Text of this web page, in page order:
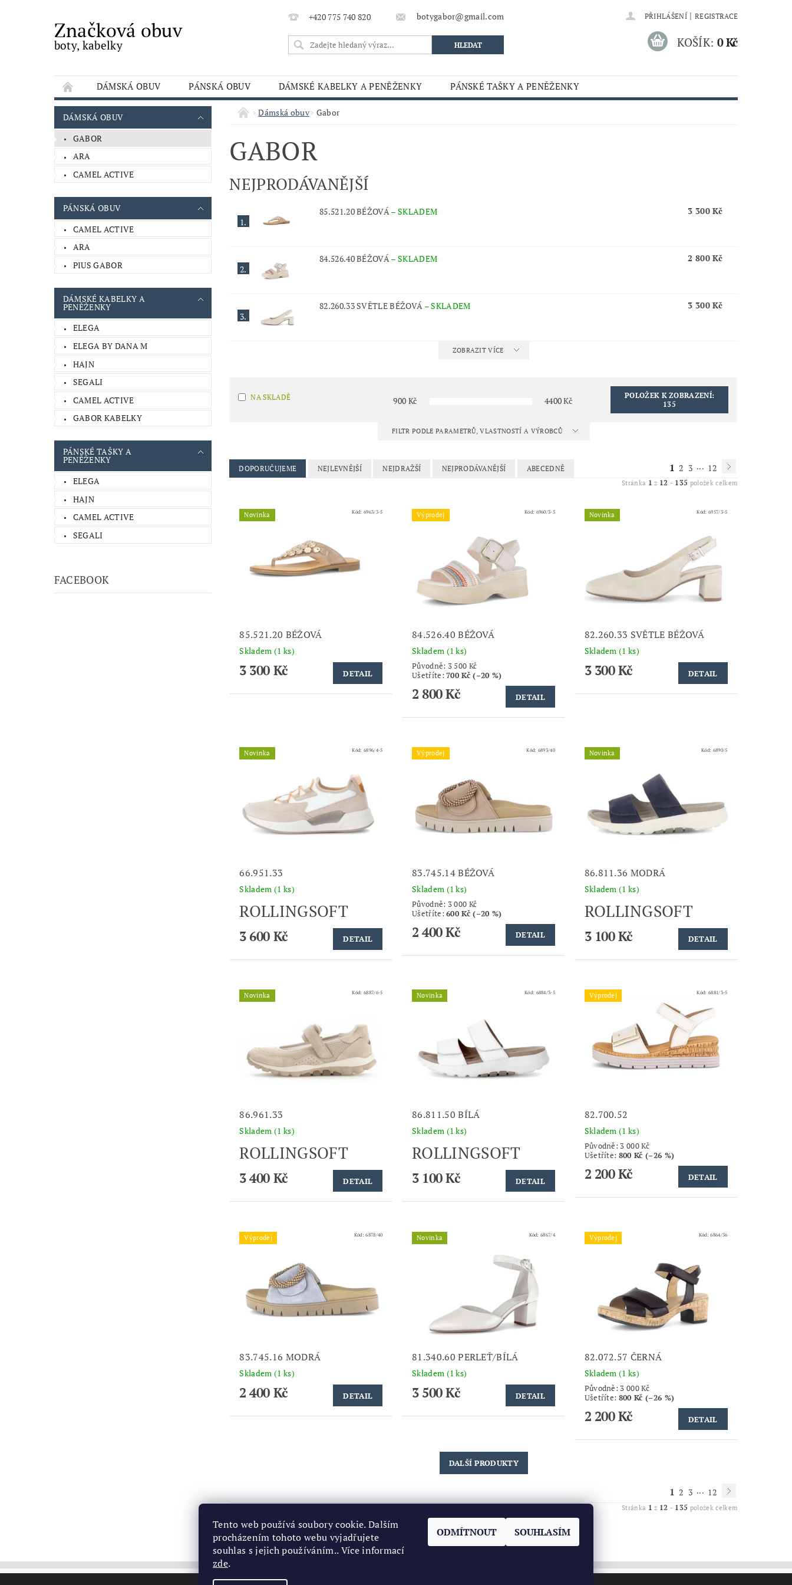
Značková obuv
boty, kabelky
+420 775 740 820 botygabor@gmail.com PŘIHLÁŠENÍ | REGISTRACE
KOŠÍK: 0 Kč
DÁMSKÁ OBUV PÁNSKÁ OBUV DÁMSKÉ KABELKY A PENĚŽENKY
PÁNSKÉ TAŠKY A PENĚŽENKY
OBCHODNÍ PODMÍNKY
KONTAKTY
DÁMSKÁ OBUV
GABOR
ARA
CAMEL ACTIVE
PÁNSKÁ OBUV
CAMEL ACTIVE
ARA
PIUS GABOR
DÁMSKÉ KABELKY A
PENĚŽENKY
ELEGA
ELEGA BY DANA M
HAJN
SEGALI
CAMEL ACTIVE
GABOR KABELKY
PÁNSKÉ TAŠKY A
PENĚŽENKY
ELEGA
HAJN
CAMEL ACTIVE
SEGALI
FACEBOOK
Dámská obuv Gabor
GABOR
NEJPRODÁVANĚJŠÍ
1.
85.521.20 BÉŽOVÁ–SKLADEM 3 300 Kč
2.
84.526.40 BÉŽOVÁ–SKLADEM 2 800 Kč
3.
82.260.33 SVĚTLE BÉŽOVÁ –SKLADEM 3 300 Kč
ZOBRAZIT VÍCE
NA SKLADĚ 900 Kč 4400Kč
POLOŽEK K ZOBRAZENÍ:
135
FILTR PODLE PARAMETRŮ, VLASTNOSTÍ A VÝROBCŮ
DOPORUČUJEME NEJLEVNĚJŠÍ NEJDRAŽŠÍ NEJPRODÁVANĚJŠÍ ABECEDNĚ 1 2 3 ... 12
Stránka 1 z 12 - 135 položek celkem
Novinka Kód: 6963/3-5
85.521.20 BÉŽOVÁ
Skladem (1 ks)
3 300 Kč DETAIL
Výprodej Kód: 6960/3-5
84.526.40 BÉŽOVÁ
Skladem (1 ks)
Původně: 3 500 Kč
Ušetříte:700 Kč (–20 %)
2 800 Kč DETAIL
Novinka Kód:6957/3-5
82.260.33 SVĚTLE BÉŽOVÁ
Skladem(1 ks)
3 300 Kč DETAIL
Novinka Kód: 6896/4-5
66.951.33
Skladem (1 ks)
ROLLINGSOFT
3 600 Kč DETAIL
Výprodej Kód: 6893/40
83.745.14 BÉŽOVÁ
Skladem (1 ks)
Původně: 3 000 Kč
Ušetříte:600 Kč (–20 %)
2 400 Kč DETAIL
Novinka Kód: 6890/5
86.811.36 MODRÁ
Skladem(1 ks)
ROLLINGSOFT
3 100 Kč DETAIL
Novinka Kód: 6887/6-5
86.961.33
Skladem (1 ks)
ROLLINGSOFT
3 400 Kč DETAIL
Novinka Kód: 6884/3-5
86.811.50 BÍLÁ
Skladem (1 ks)
ROLLINGSOFT
3 100 Kč DETAIL
Výprodej Kód:6881/3-5
82.700.52
Skladem(1 ks)
Původně: 3 000 Kč
Ušetříte: 800 Kč (–26 %)
2 200 Kč DETAIL
Výprodej Kód:6878/40
83.745.16 MODRÁ
Skladem (1 ks)
2 400 Kč DETAIL
Novinka Kód:6867/4
81.340.60 PERLEŤ/BÍLÁ
Skladem (1 ks)
3 500 Kč DETAIL
Výprodej Kód:6864/36
82.072.57 ČERNÁ
Skladem(1 ks)
Původně: 3 000 Kč
Ušetříte: 800 Kč (–26 %)
2 200 Kč DETAIL
DALŠÍ PRODUKTY
1 2 3 ... 12
Stránka 1 z 12 - 135 položek celkem
Tento web používá soubory cookie. Dalším
procházením tohoto webu vyjadřujete
souhlas s jejich používáním.. Více informací
zde.
ODMÍTNOUT SOUHLASÍM